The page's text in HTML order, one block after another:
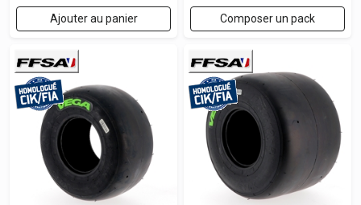
Ajouter au panier Composer un pack